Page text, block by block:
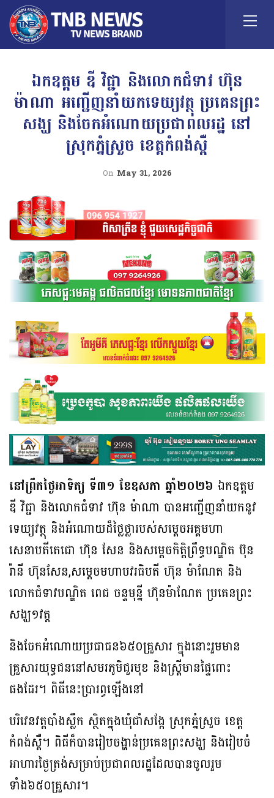
ឯកឧត្តម ឌី វិជ្ជា និងលោកជំទាវ ហ៊ុន
ម៉ាណា អញ្ជើញនាំយកទេយ្យវត្ថុ ប្រគេនព្រះ
សង្ឃ និងចែកអំណោយប្រជាពលរដ្ឋ នៅ
ស្រុកភ្នំស្រួច ខេត្តកំពង់ស្ពឺ
On May 31, 2026
នៅព្រឹកថ្ងៃអាទិត្យ ទី៣១ ខែឧសភា ឆ្នាំ២០២៦ ​ ឯកឧត្តម
ឌី វិជ្ជា និងលោកជំទាវ ហ៊ុន ម៉ាណា បានអញ្ជើញនាំយកនូវ
ទេយ្យវត្ថុ និងអំណោយដ៏ថ្លៃថ្លារបស់សម្តេចអគ្គមហា
សេនាបតីតេជោ ហ៊ុន សែន និងសម្តេចកិត្តិព្រឹទ្ធបណ្ឌិត ប៊ុន
រ៉ានី ហ៊ុនសែន,សម្ដេចមហាបវរធិបតី ហ៊ុន ម៉ាណែត និង
លោកជំទាវបណ្ឌិត ពេជ ចន្ទមុន្នី ហ៊ុនម៉ាណែត ប្រគេនព្រះ
សង្ឃ១វត្ត
និងចែកអំណោយប្រជាជន៦៥០គ្រួសារ ក្នុងនោះរួមមាន
គ្រួសារយុទ្ធជននៅសមរភូមិជួរមុខ និងស្ត្រីមានផ្ទៃពោះ
ផងដែរ។ ពិធីនេះប្រារព្ធឡើងនៅ
បរិវេនវត្តបាំងស្លឹក ស្ថិតក្នុងឃុំ​ជាំសង្កែ ស្រុកភ្នំស្រួច ខេត្ត
កំពង់ស្ពឺ។ ពិធីក៏បានរៀបចង្ហាន់ប្រគេនព្រះសង្ឃ និងរៀបចំ
អាហារថ្ងៃត្រង់សម្រាប់ប្រជាពលរដ្ឋដែលបានចូលរួម
ទាំង៦៥០គ្រួសារ។